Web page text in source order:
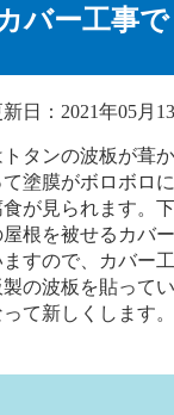
バー工事で
日：2021年05月
タンの波板が葺
塗膜がボロボロ
が見られます。
根を被せるカバ
すので、カバー
の波板を貼って
て新しくします。